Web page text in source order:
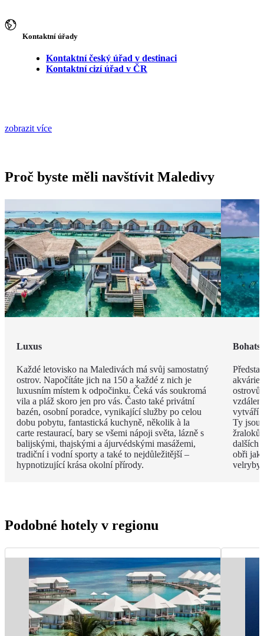
Kontaktní úřady
Kontaktní český úřad v destinaci
Kontaktní cizí úřad v ČR
zobrazit více
Proč byste měli navštívit Maledivy
Luxus
Každé letovisko na Maledivách má svůj samostatný
ostrov. Napočítáte jich na 150 a každé z nich je
luxusním místem k odpočinku. Čeká vás soukromá
vila a pláž skoro jen pro vás. Často také privátní
bazén, osobní poradce, vynikající služby po celou
dobu pobytu, fantastická kuchyně, několik à la
carte restaurací, bary se všemi nápoji světa, lázně s
balijskými, thajskými a ájurvédskými masážemi,
tradiční i vodní sporty a také to nejdůležitější –
hypnotizující krása okolní přírody.
ostrovů
vytváří
Ty jsou
dalších
obři
velryby.
Podobné hotely v regionu